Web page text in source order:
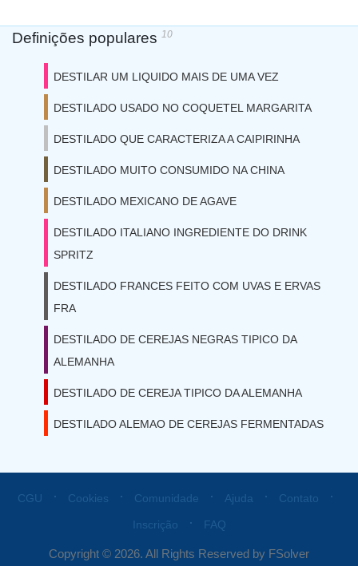
Definições populares 10
DESTILAR UM LIQUIDO MAIS DE UMA VEZ
DESTILADO USADO NO COQUETEL MARGARITA
DESTILADO QUE CARACTERIZA A CAIPIRINHA
DESTILADO MUITO CONSUMIDO NA CHINA
DESTILADO MEXICANO DE AGAVE
DESTILADO ITALIANO INGREDIENTE DO DRINK
SPRITZ
DESTILADO FRANCES FEITO COM UVAS E ERVAS
FRA
DESTILADO DE CEREJAS NEGRAS TIPICO DA
ALEMANHA
DESTILADO DE CEREJA TIPICO DA ALEMANHA
DESTILADO ALEMAO DE CEREJAS FERMENTADAS
CGU ⋅ Cookies ⋅ Comunidade ⋅ Ajuda ⋅ Contato ⋅
Inscrição ⋅ FAQ
Copyright © 2026. All Rights Reserved by FSolver